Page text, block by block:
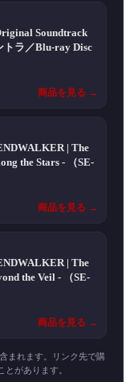
Soundtrack
トラ／Blu-ray Disc
商品を見る →
| The
the Stars - （SE-
商品を見る →
| The
the Veil - （SE-
商品を見る →
まれます。リンク先で購
があります。